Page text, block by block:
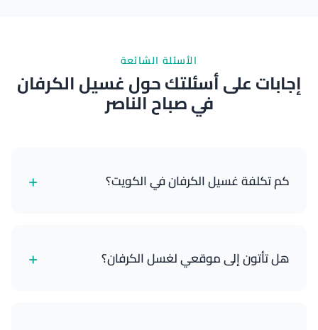
الأسئلة الشائعة
إجابات على أسئلتك حول غسيل الكرفان
في صباح الناصر
كم تكلفة غسيل الكرفان في الكويت؟ +
المتنقلة الكبيرة مع التفصيل الكامل. تعتمد الأسعار على
هل تأتون إلى موقعي لغسل الكرفان؟ +